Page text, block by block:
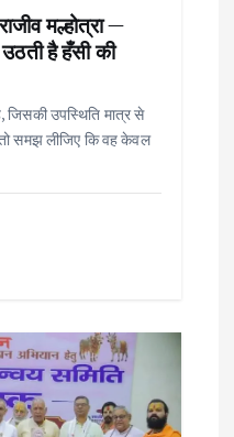
मल्होत्रा —
है हँसी की
उपस्थिति मात्र से
समझ लीजिए कि वह केवल